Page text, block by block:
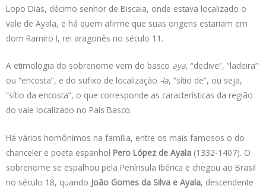
Lopo Dias, décimo senhor de Biscaia, onde estava localizado o
vale de Ayala, e há quem afirme que suas origens estariam em
dom Ramiro I, rei aragonês no século 11.
A etimologia do sobrenome vem do basco aya, “declive”, “ladeira”
ou “encosta”, e do sufixo de localização -la, “sítio de”, ou seja,
“sítio da encosta”, o que corresponde as características da região
do vale localizado no País Basco.
Há vários homônimos na família, entre os mais famosos o do
chanceler e poeta espanhol Pero López de Ayala (1332-1407). O
sobrenome se espalhou pela Península Ibérica e chegou ao Brasil
no século 18, quando João Gomes da Silva e Ayala, descendente